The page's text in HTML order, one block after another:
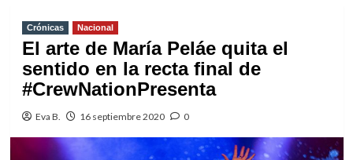
Crónicas Nacional
El arte de María Peláe quita el
sentido en la recta final de
#CrewNationPresenta
Eva B. 16 septiembre 2020 0